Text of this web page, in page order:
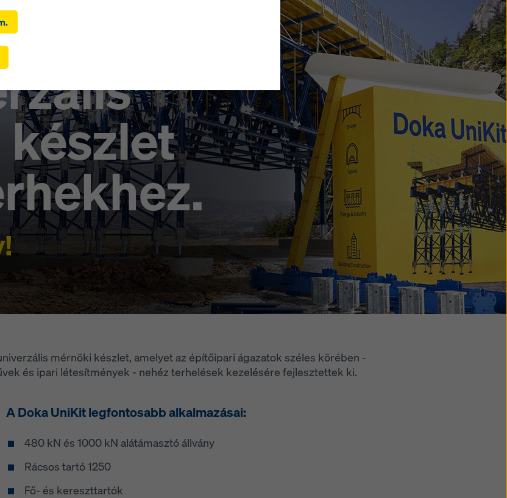
mérnöki készlet, amelyet az építőipari ágazatok széles körében -
és ipari létesítmények - nehéz terhelések kezelésére fejlesztettek ki.
A Doka UniKit legfontosabb alkalmazásai:
480 kN és 1000 kN alátámasztó állvány
Rácsos tartó 1250
Fő- és kereszttartók
például az USA-ba történő továbbításával is járhat. Ha az
beállítások olyan szolgáltatókat is tartalmaznak, amelyek
továbbítanak adatokat, ahol nincs a GDPR 45.
határozat és a GDPR 46. cikke szerinti megfelelő
erre is kiterjed. Fennállhat annak a kockázata,
és felügyeleti céllal hozzáférhetnek, és hogy ez ellen
lehetőség. A „Visszautasítás” gombra kattintva,
található cookie-beállításokra kattintva és a megfelelő
a cookie-beállításokmódosításával elutasíthatja
összes cookie-t. A weboldal alján találhatócookie-
bármikor visszavonhatja hozzájárulását a jövőre nézve
a cookie-król Adatvédelmi szabályzatunkban
Önnek a cookie-k kiválasztására is (speciális cookie-